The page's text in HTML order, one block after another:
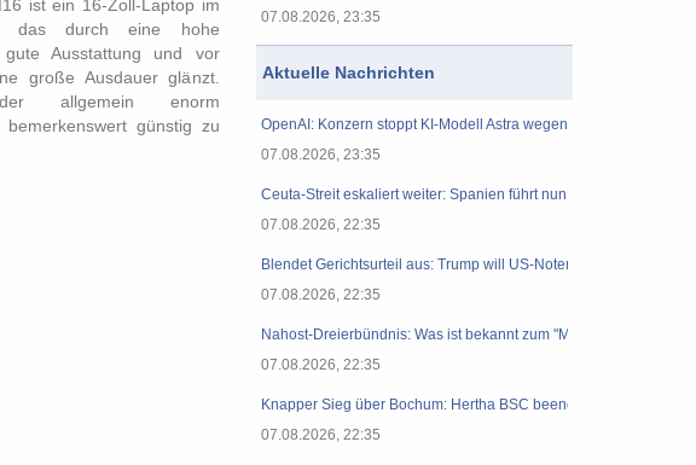
ist ein 16-Zoll-Laptop im
das durch eine hohe
Ausstattung und vor
große Ausdauer glänzt.
allgemein enorm
günstig zu
07.08.2026, 23:35
Aktuelle Nachrichten
OpenAI: Konzern stoppt KI-Modell Astra wegen Cyber-
07.08.2026, 23:35
Ceuta-Streit eskaliert weiter: Spanien führt nun seinerseits
07.08.2026, 22:35
Blendet Gerichtsurteil aus: Trump will US-Notenbank-Vorständin
07.08.2026, 22:35
Nahost-Dreierbündnis: Was ist bekannt zum "Mekka
07.08.2026, 22:35
Knapper Sieg über Bochum: Hertha BSC beendet seine Horror-
07.08.2026, 22:35